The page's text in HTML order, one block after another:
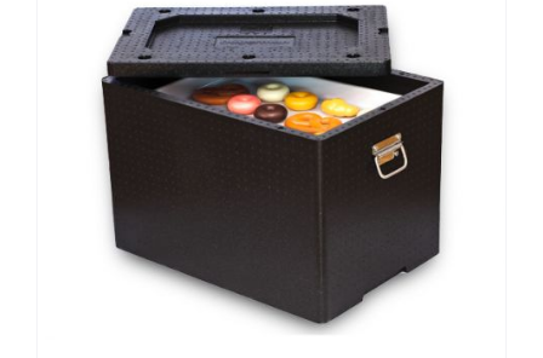
Food Service y Vending
91 629 17 10